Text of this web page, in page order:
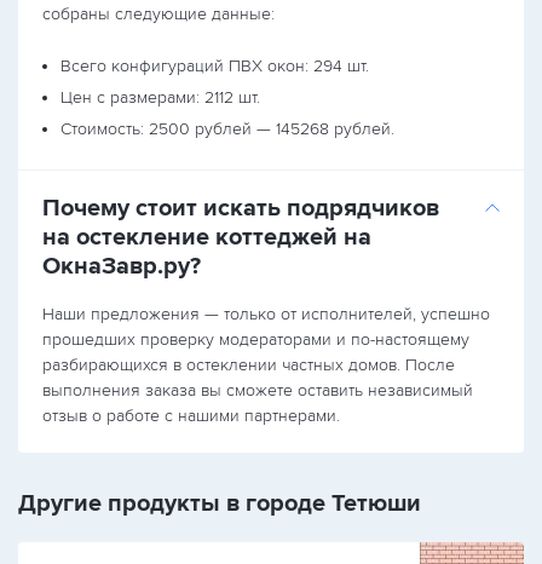
собраны следующие данные:
Всего конфигураций ПВХ окон: 294 шт.
Цен с размерами: 2112 шт.
Стоимость: 2500 рублей — 145268 рублей.
Почему стоит искать подрядчиков
на остекление коттеджей на
ОкнаЗавр.ру?
Наши предложения — только от исполнителей, успешно
прошедших проверку модераторами и по-настоящему
разбирающихся в остеклении частных домов. После
выполнения заказа вы сможете оставить независимый
отзыв о работе с нашими партнерами.
Другие продукты в городе Тетюши